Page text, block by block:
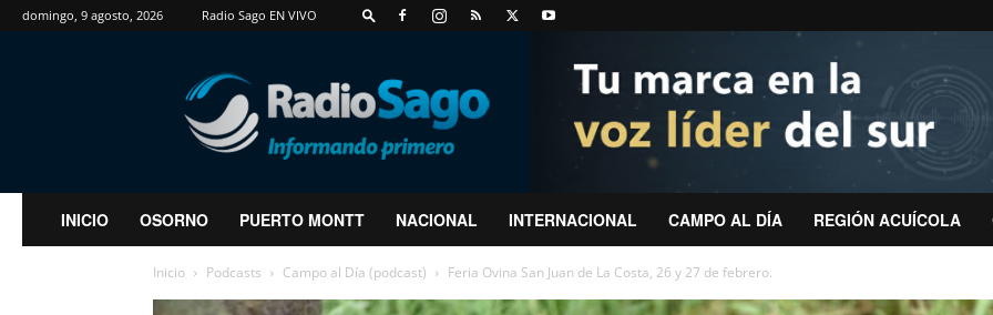
domingo, 9 agosto, 2026 Radio Sago EN VIVO
RadioSago
INICIO OSORNO PUERTO MONTT NACIONAL INTERNACIONAL CAMPO AL DÍA REGIÓN ACUÍCOLA
Inicio Podcasts Campo al Día (podcast) Feria Ovina San Juan de La Costa, 26 y 27 de febrero.